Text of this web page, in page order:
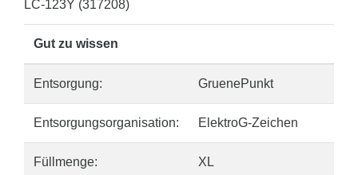
LC-123Y (317208)
Gut zu wissen
Entsorgung: GruenePunkt
Entsorgungsorganisation: ElektroG-Zeichen
Füllmenge: XL